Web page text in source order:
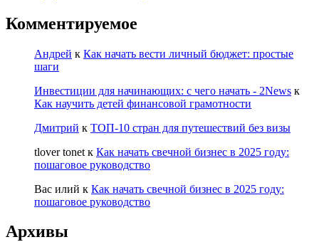
Комментируемое
Андрей к Как начать вести личный бюджет: простые
шаги
Инвестиции для начинающих: с чего начать - 2News к
Как научить детей финансовой грамотности
Дмитрий к ТОП-10 стран для путешествий без визы
tlover tonet к Как начать свечной бизнес в 2025 году:
пошаговое руководство
Вас илий к Как начать свечной бизнес в 2025 году:
пошаговое руководство
Архивы